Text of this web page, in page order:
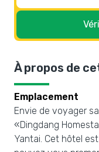
À propos de
Emplacement
Envie de voyager
«Dingdang
Yantai. Cet hôtel